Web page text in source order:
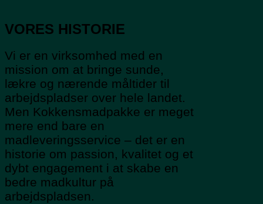
VORES HISTORIE
Vi er en virksomhed med en
mission om at bringe sunde,
lækre og nærende måltider til
arbejdspladser over hele landet.
Men Kokkensmadpakke er meget
mere end bare en
madleveringsservice – det er en
historie om passion, kvalitet og et
dybt engagement i at skabe en
bedre madkultur på
arbejdspladsen.